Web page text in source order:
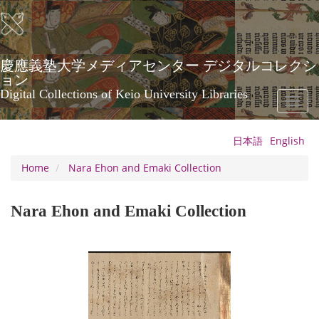
Skip
to
main
content
慶應義塾大学メディアセンター デジタルコレクシ
ョン
Digital Collections of Keio University Libraries
Toggle
日本語 English
Home
Nara Ehon and Emaki Collection
Nara Ehon and Emaki Collection